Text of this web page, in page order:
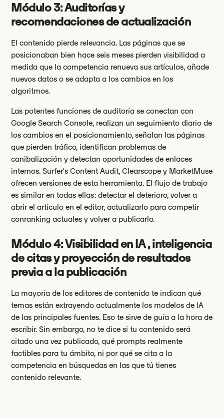
Módulo 3: Auditorías y
recomendaciones de actualización
El contenido pierde relevancia. Las páginas que se
posicionaban bien hace seis meses pierden visibilidad a
medida que la competencia renueva sus artículos, añade
nuevos datos o se adapta a los cambios en los
algoritmos.
Las potentes funciones de auditoría se conectan con
Google Search Console, realizan un seguimiento diario de
los cambios en el posicionamiento, señalan las páginas
que pierden tráfico, identifican problemas de
canibalización y detectan oportunidades de enlaces
internos. Surfer's Content Audit, Clearscope y MarketMuse
ofrecen versiones de esta herramienta. El flujo de trabajo
es similar en todas ellas: detectar el deterioro, volver a
abrir el artículo en el editor, actualizarlo para competir
conranking actuales y volver a publicarlo.
Módulo 4: Visibilidad en IA , inteligencia
de citas y proyección de resultados
previa a la publicación
La mayoría de los editores de contenido te indican qué
temas están extrayendo actualmente los modelos de IA
de las principales fuentes. Eso te sirve de guía a la hora de
escribir. Sin embargo, no te dice si tu contenido será
citado una vez publicado, qué prompts realmente
factibles para tu ámbito, ni por qué se cita a la
competencia en búsquedas en las que tú tienes
contenido relevante.